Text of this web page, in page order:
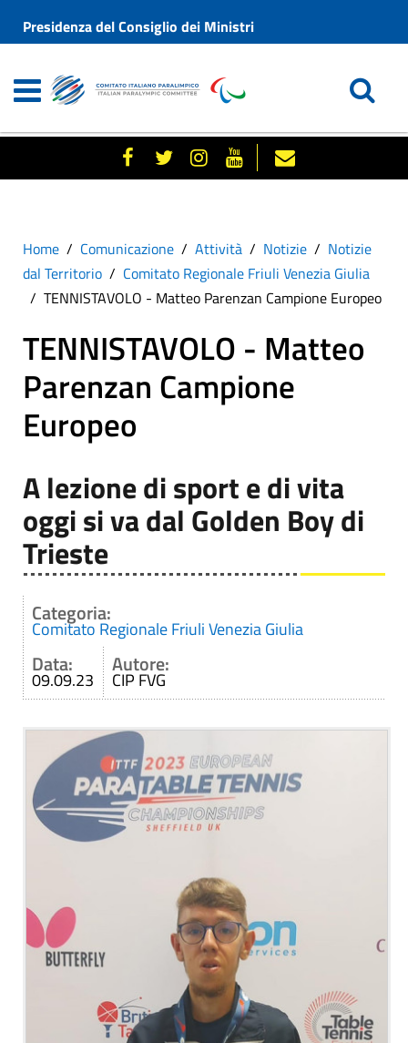
Presidenza del Consiglio dei Ministri
Home Comunicazione Attività Notizie
Notizie
dal Territorio
Comitato Regionale Friuli Venezia Giulia
TENNISTAVOLO - Matteo Parenzan Campione Europeo
TENNISTAVOLO - Matteo
Parenzan Campione
Europeo
A lezione di sport e di vita
oggi si va dal Golden Boy di
Trieste
Categoria:
Comitato Regionale Friuli Venezia Giulia
Data:
09.09.23
Autore:
CIP FVG